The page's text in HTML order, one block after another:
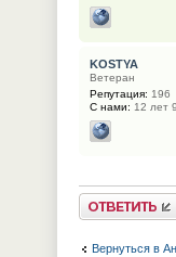
KOSTYA
Ветеран
Репутация: 196
С нами: 12 лет
Ответить
Вернуться в